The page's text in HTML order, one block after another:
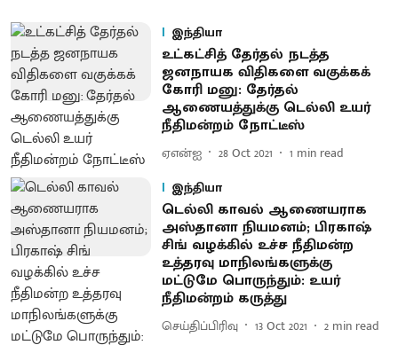
இந்தியா
உட்கட்சித் தேர்தல் நடத்த
ஜனநாயக விதிகளை வகுக்கக்
கோரி மனு: தேர்தல்
ஆணையத்துக்கு டெல்லி உயர்
நீதிமன்றம் நோட்டீஸ்
ஏஎன்ஐ 28 Oct 2021 1 min read
இந்தியா
டெல்லி காவல் ஆணையராக
அஸ்தானா நியமனம்; பிரகாஷ்
சிங் வழக்கில் உச்ச நீதிமன்ற
உத்தரவு மாநிலங்களுக்கு
மட்டுமே பொருந்தும்: உயர்
நீதிமன்றம் கருத்து
செய்திப்பிரிவு 13 Oct 2021 2 min read